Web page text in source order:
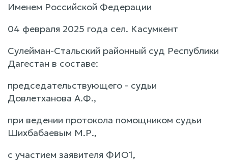
Именем Российской Федерации
04 февраля 2025 года сел. Касумкент
Сулейман-Стальский районный суд Республики
Дагестан в составе:
председательствующего - судьи
Довлетханова А.Ф.,
при ведении протокола помощником судьи
Шихбабаевым М.Р.,
с участием заявителя ФИО1,